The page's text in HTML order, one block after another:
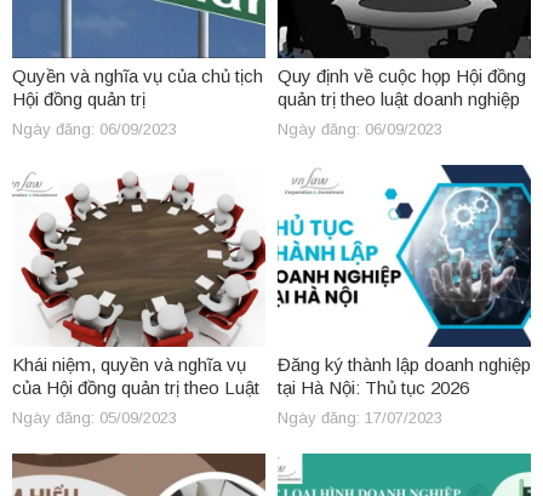
Quyền và nghĩa vụ của chủ tịch
Hội đồng quản trị
Ngày đăng: 06/09/2023
Quy định về cuộc họp Hội đồng
quản trị theo luật doanh nghiệp
Ngày đăng: 06/09/2023
Khái niệm, quyền và nghĩa vụ
của Hội đồng quản trị theo Luật
doanh nghiệp 2020
Ngày đăng: 05/09/2023
Đăng ký thành lập doanh nghiệp
tại Hà Nội: Thủ tục 2026
Ngày đăng: 17/07/2023